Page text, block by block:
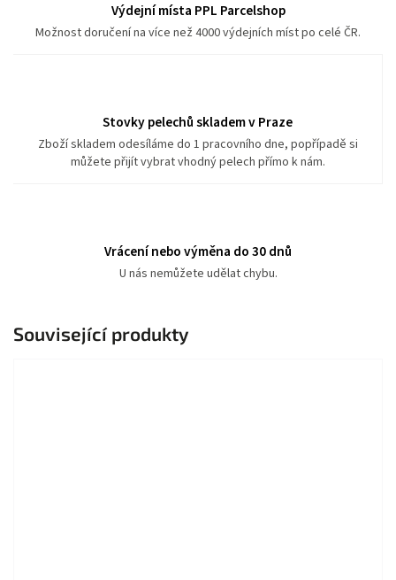
Výdejní místa PPL Parcelshop
Možnost doručení na více než 4000 výdejních míst po celé ČR.
Stovky pelechů skladem v Praze
Zboží skladem odesíláme do 1 pracovního dne, popřípadě si
můžete přijít vybrat vhodný pelech přímo k nám.
Vrácení nebo výměna do 30 dnů
U nás nemůžete udělat chybu.
Související produkty